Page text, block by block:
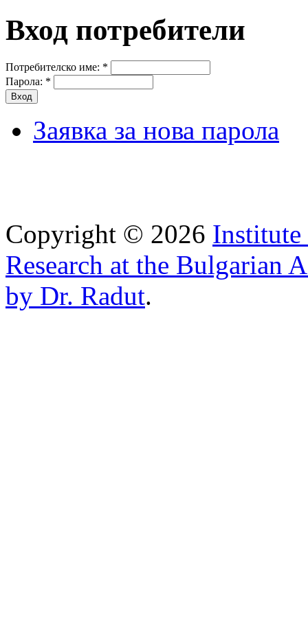
Вход потребители
Потребителско име: *
Парола: *
Заявка за нова парола
Copyright © 2026
Research at the Bulgarian
by Dr. Radut.